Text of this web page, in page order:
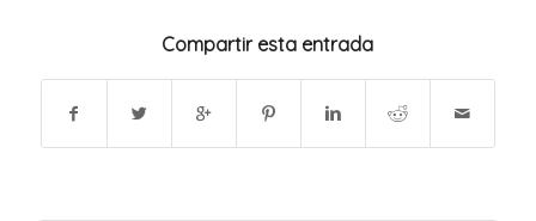
Compartir esta entrada